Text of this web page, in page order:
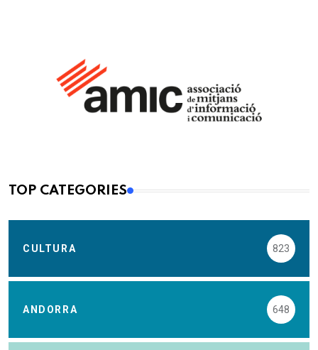
TOP CATEGORIES
CULTURA 823
ANDORRA 648